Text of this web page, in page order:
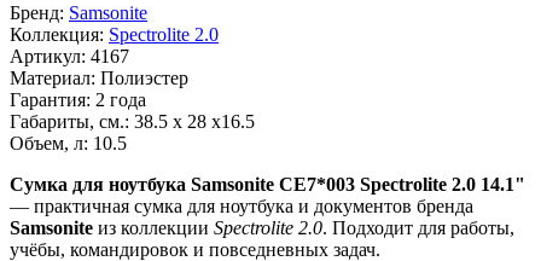
Бренд: Samsonite
Коллекция: Spectrolite 2.0
Артикул: 4167
Материал: Полиэстер
Гарантия: 2 года
Габариты, см.: 38.5 x 28 x16.5
Объем, л: 10.5
Сумка для ноутбука Samsonite CE7*003 Spectrolite 2.0 14.1"
— практичная сумка для ноутбука и документов бренда
Samsonite из коллекции Spectrolite 2.0. Подходит для работы,
учёбы, командировок и повседневных задач.